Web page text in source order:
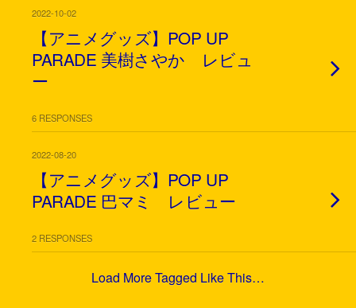
2022-10-02
【アニメグッズ】POP UP
PARADE 美樹さやか レビュ
ー
6 RESPONSES
2022-08-20
【アニメグッズ】POP UP
PARADE 巴マミ レビュー
2 RESPONSES
Load More Tagged Like This…